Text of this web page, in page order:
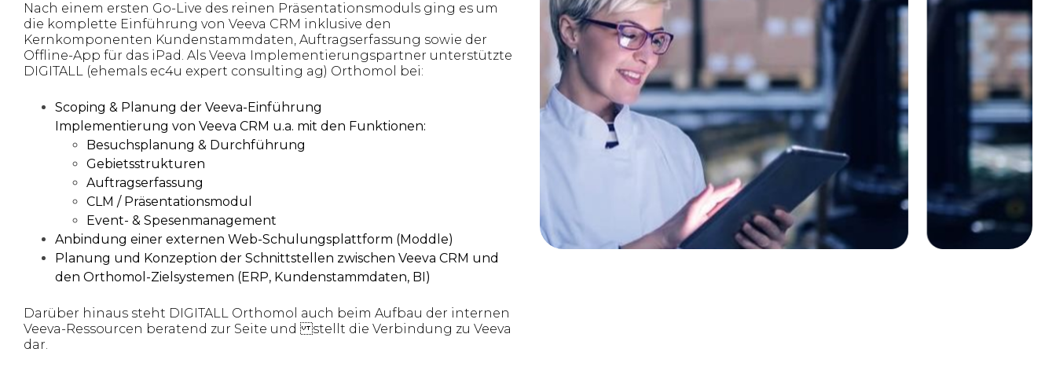
Nach einem ersten Go-Live des reinen Präsentationsmoduls ging es um
die komplette Einführung von Veeva CRM inklusive den
Kernkomponenten Kundenstammdaten, Auftragserfassung sowie der
Offline-App für das iPad. Als Veeva Implementierungspartner unterstützte
DIGITALL (ehemals ec4u expert consulting ag) Orthomol bei:
Scoping & Planung der Veeva-Einführung
Implementierung von Veeva CRM u.a. mit den Funktionen:
Besuchsplanung & Durchführung
Gebietsstrukturen
Auftragserfassung
CLM / Präsentationsmodul
Event- & Spesenmanagement
Anbindung einer externen Web-Schulungsplattform (Moddle)
Planung und Konzeption der Schnittstellen zwischen Veeva CRM und
den Orthomol-Zielsystemen (ERP, Kundenstammdaten, BI)
Darüber hinaus steht DIGITALL Orthomol auch beim Aufbau der internen
Veeva-Ressourcen beratend zur Seite und stellt die Verbindung zu Veeva
dar.